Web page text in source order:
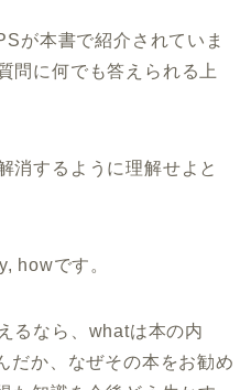
が本書で紹介されていま
問に何でも答えられる上
消するように理解せよと
howです。
るなら、whatは本の内
だか、なぜその本をお勧め